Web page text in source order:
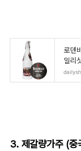
로덴
일리
3. 제갈량가주 (중